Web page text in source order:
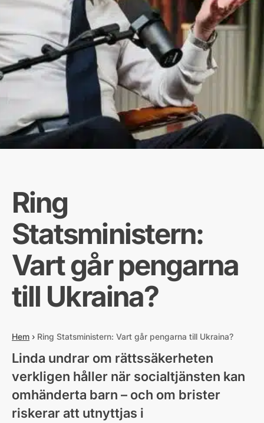
Ring
Statsministern:
Vart går pengarna
till Ukraina?
Hem › Ring Statsministern: Vart går pengarna till Ukraina?
Linda undrar om rättssäkerheten
verkligen håller när socialtjänsten kan
omhänderta barn – och om brister
riskerar att utnyttjas i